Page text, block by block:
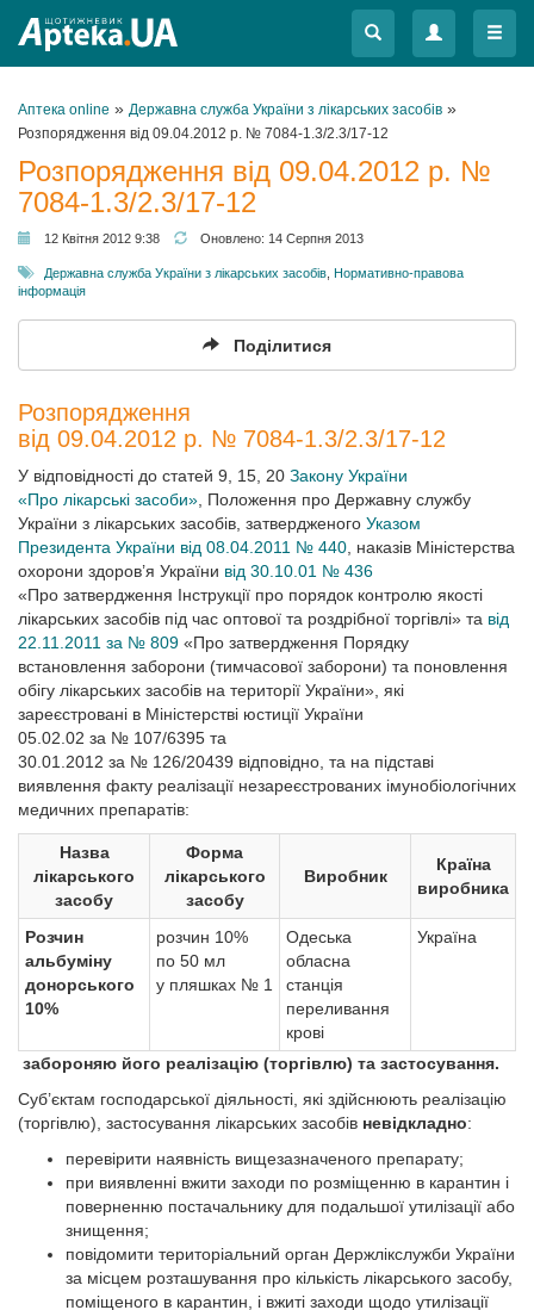
Меню
Меню
Аптека online » Державна служба України з лікарських засобів »
Розпорядження від 09.04.2012 р. № 7084-1.3/2.3/17-12
Розпорядження від 09.04.2012 р. №
7084-1.3/2.3/17-12
12 Квітня 2012 9:38 Оновлено: 14 Серпня 2013
Державна служба України з лікарських засобів Нормативно-правова
інформація
Поділитися
Розпорядження
від 09.04.2012 р. № 7084-1.3/2.3/17-12
У відповідності до статей 9, 15, 20 Закону України
«Про лікарські засоби» , Положення про Державну службу
України з лікарських засобів, затвердженого Указом
Президента України від 08.04.2011 № 440 , наказів Міністерства
охорони здоров’я України від 30.10.01 № 436
«Про затвердження Інструкції про порядок контро­лю якості
лікарських засобів під час оптової та роздрібної торгівлі» та від
22.11.2011 за № 809 «Про затвердження Порядку
встановлення заборони (тимчасової заборони) та поновлення
обігу лікарських засобів на території України», які
зареєстровані в Міністерстві юстиції України
05.02.02 за № 107/6395 та
30.01.2012 за № 126/20439 відповідно, та на підставі
виявлення факту реалізації незареєстрованих імунобіологічних
медичних препаратів:
Назва
лікарського
засобу
Форма
лікарського
засобу
Виробник
Країна
виробника
Розчин
альбуміну
донорського
10%
розчин 10%
по 50 мл
у пляшках № 1
Одеська
обласна
станція
переливання
крові
Україна
забороняю його реалізацію (торгівлю) та застосування.
Суб’єктам господарської діяльності, які здійснюють реалізацію
(торгівлю), застосування лікарських засобів невідкладно:
перевірити наявність вищезазначеного препарату;
при виявленні вжити заходи по розміщенню в карантин і
поверненню постачальнику для подальшої утилізації або
знищення;
повідомити територіальний орган Держлікслужби України
за місцем розташування про кількість лікарського засобу,
поміщеного в карантин, і вжиті заходи щодо утилізації